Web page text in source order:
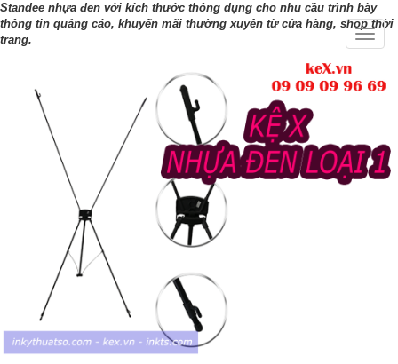
Standee nhựa đen với kích thước thông dụng cho nhu cầu trình bày
thông tin quảng cáo, khuyến mãi thường xuyên từ cửa hàng, shop thời
trang.
Toggle